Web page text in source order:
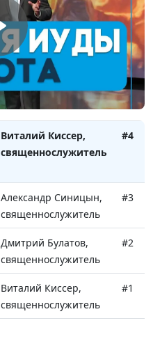
священнослужитель
Дмитрий Булатов,
священнослужитель
#6
Александр Синицын,
священнослужитель
#5
Виталий Киссер,
священнослужитель
#4
Александр Синицын,
священнослужитель
#3
Дмитрий Булатов,
священнослужитель
#2
Виталий Киссер,
священнослужитель
#1